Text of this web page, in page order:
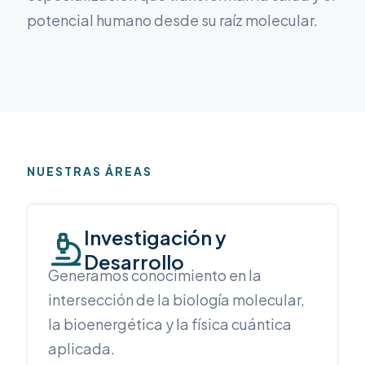
potencial humano desde su raíz molecular.
NUESTRAS ÁREAS
Investigación y
Desarrollo
Generamos conocimiento en la
intersección de la biología molecular,
la bioenergética y la física cuántica
aplicada.